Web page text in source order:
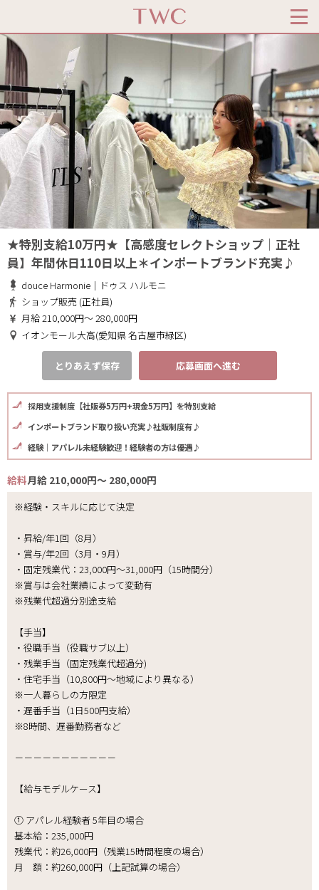
★特別支給10万円★【高感度セレクトショップ│正社
員】年間休日110日以上＊インポートブランド充実♪
douce Harmonie｜ドゥス ハルモニ
ショップ販売 (正社員)
月給 210,000円～ 280,000円
イオンモール大高(愛知県 名古屋市緑区)
とりあえず保存 応募画面へ進む
採用支援制度【社販券5万円+現金5万円】を特別支給
インポートブランド取り扱い充実♪社販制度有♪
経験｜アパレル未経験歓迎！経験者の方は優遇♪
給料月給 210,000円～ 280,000円
※経験・スキルに応じて決定
・昇給/年1回（8月）
・賞与/年2回（3月・9月）
・固定残業代：23,000円～31,000円（15時間分）
※賞与は会社業績によって変動有
※残業代超過分別途支給
【手当】
・役職手当（役職サブ以上）
・残業手当（固定残業代超過分)
・住宅手当（10,800円～地域により異なる）
※一人暮らしの方限定
・遅番手当（1日500円支給）
※8時間、遅番勤務者など
－－－－－－－－－－－
【給与モデルケース】
① アパレル経験者 5年目の場合
基本給：235,000円
残業代：約26,000円（残業15時間程度の場合）
月 額：約260,000円（上記試算の場合）